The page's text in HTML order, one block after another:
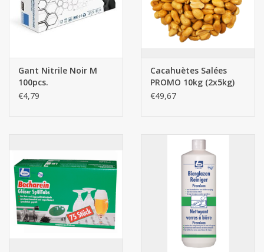
Gant Nitrile Noir M
100pcs.
€4,79
Cacahuètes Salées
PROMO 10kg (2x5kg)
€49,67